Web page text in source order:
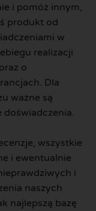
i pomóż innym,
produkt od
w
realizacji
o
Dla
ważne są
wszystkie
i ewentualnie
i
naszych
najlepszą bazę